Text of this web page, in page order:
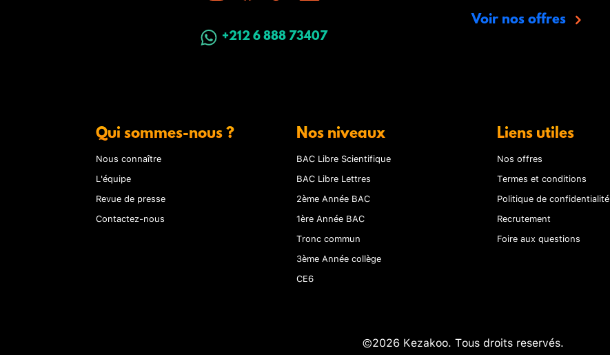
+212 6 888 73407
Voir nos offres
Qui sommes-nous ?
Nous connaître
L'équipe
Revue de presse
Contactez-nous
Nos niveaux
BAC Libre Scientifique
BAC Libre Lettres
2ème Année BAC
1ère Année BAC
Tronc commun
3ème Année collège
CE6
Liens utiles
Nos offres
Termes et conditions
Politique de confidentialité
Recrutement
Foire aux questions
©2026 Kezakoo. Tous droits reservés.